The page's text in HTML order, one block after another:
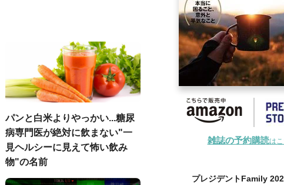
パンと白米よりやっかい...糖尿
病専門医が絶対に飲まない"一
見ヘルシーに見えて怖い飲み
物"の名前
雑誌の予約購読は
プレジデントFamily